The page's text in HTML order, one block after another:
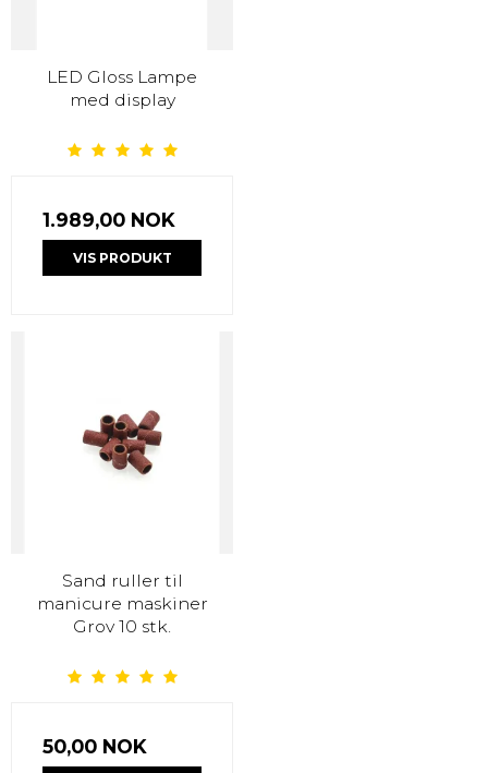
LED Gloss Lampe
med display
1.989,00 NOK
VIS PRODUKT
Sand ruller til
manicure maskiner
Grov 10 stk.
50,00 NOK